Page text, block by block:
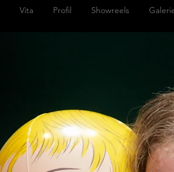
Vita Profil Showreels